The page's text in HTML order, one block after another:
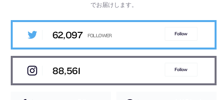
でお届けします。
62,097 Follow
88,561 Follow